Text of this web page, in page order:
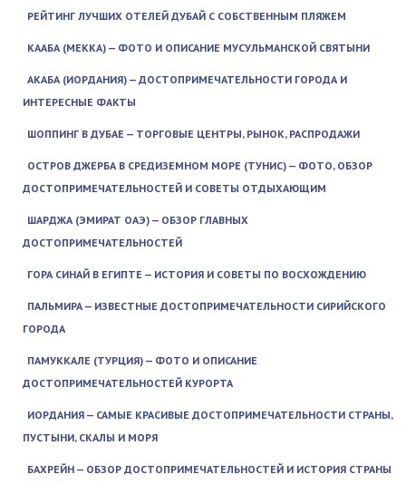
РЕЙТИНГ ЛУЧШИХ ОТЕЛЕЙ ДУБАЙ С СОБСТВЕННЫМ ПЛЯЖЕМ
КААБА (МЕККА) — ФОТО И ОПИСАНИЕ МУСУЛЬМАНСКОЙ СВЯТЫНИ
АКАБА (ИОРДАНИЯ) — ДОСТОПРИМЕЧАТЕЛЬНОСТИ ГОРОДА И
ИНТЕРЕСНЫЕ ФАКТЫ
ШОППИНГ В ДУБАЕ — ТОРГОВЫЕ ЦЕНТРЫ, РЫНОК, РАСПРОДАЖИ
ОСТРОВ ДЖЕРБА В СРЕДИЗЕМНОМ МОРЕ (ТУНИС) — ФОТО, ОБЗОР
ДОСТОПРИМЕЧАТЕЛЬНОСТЕЙ И СОВЕТЫ ОТДЫХАЮЩИМ
ШАРДЖА (ЭМИРАТ ОАЭ) — ОБЗОР ГЛАВНЫХ
ДОСТОПРИМЕЧАТЕЛЬНОСТЕЙ
ГОРА СИНАЙ В ЕГИПТЕ — ИСТОРИЯ И СОВЕТЫ ПО ВОСХОЖДЕНИЮ
ПАЛЬМИРА — ИЗВЕСТНЫЕ ДОСТОПРИМЕЧАТЕЛЬНОСТИ СИРИЙСКОГО
ГОРОДА
ПАМУККАЛЕ (ТУРЦИЯ) — ФОТО И ОПИСАНИЕ
ДОСТОПРИМЕЧАТЕЛЬНОСТЕЙ КУРОРТА
ИОРДАНИЯ — САМЫЕ КРАСИВЫЕ ДОСТОПРИМЕЧАТЕЛЬНОСТИ СТРАНЫ,
ПУСТЫНИ, СКАЛЫ И МОРЯ
БАХРЕЙН — ОБЗОР ДОСТОПРИМЕЧАТЕЛЬНОСТЕЙ И ИСТОРИЯ СТРАНЫ